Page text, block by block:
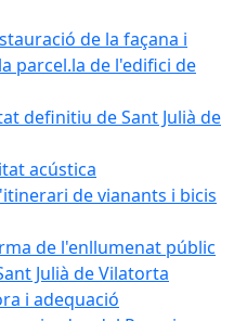
de la façana i
parcel.la de l'edifici de
definitiu de Sant Julià de
acústica
de vianants i bicis
de l'enllumenat públic
Julià de Vilatorta
i adequació